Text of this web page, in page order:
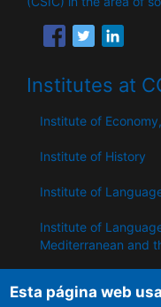
Institutes at
Institute of
Institute of History
Institute of
Institute of
Mediterranean and
Esta página web